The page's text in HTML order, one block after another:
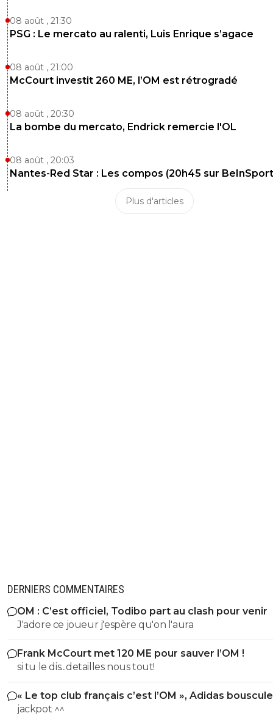
08 août , 21:30
PSG : Le mercato au ralenti, Luis Enrique s’agace
08 août , 21:00
McCourt investit 260 ME, l’OM est rétrogradé
08 août , 20:30
La bombe du mercato, Endrick remercie l'OL
08 août , 20:03
Nantes-Red Star : Les compos (20h45 sur
Plus d'articles
DERNIERS COMMENTAIRES
OM : C’est officiel, Todibo part au clash pour venir
J'adore ce joueur j'espère qu'on l'aura
Frank McCourt met 120 ME pour sauver l’OM !
si tu le dis...detailles nous tout!
« Le top club français c’est l’OM », Adidas
PSG
jackpot ^^